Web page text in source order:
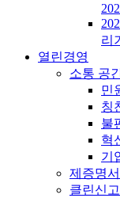
리
열린경영
소통 공
민
칭
불
혁
기
제증명
클린신